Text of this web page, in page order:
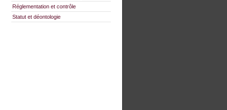
Réglementation et contrôle
Statut et déontologie